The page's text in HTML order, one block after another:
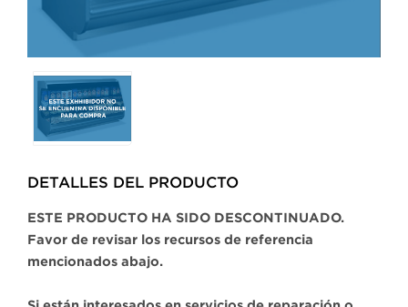
Selecting
any
of
the
will
update
the
larger
image.
DETALLES DEL PRODUCTO​
ESTE PRODUCTO HA SIDO DESCONTINUADO.
Favor de revisar los recursos de referencia
mencionados abajo.